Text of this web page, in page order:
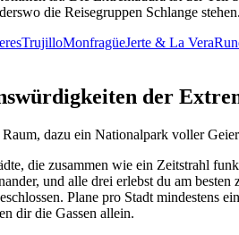
die Reisegruppen Schlange stehen.
TrujilloMonfragüeJerte & La Vera
der
dazu ein Nationalpark voller
die zusammen wie ein Zeitstrahl
und alle drei erlebst du am
Plane pro Stadt mindestens
dir die Gassen allein.